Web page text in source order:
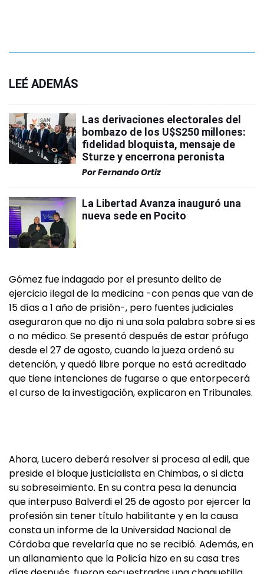
LEÉ ADEMÁS
Las derivaciones electorales del
bombazo de los U$S250 millones:
fidelidad bloquista, mensaje de
Sturze y encerrona peronista
PorFernando Ortiz
La Libertad Avanza inauguró una
nueva sede en Pocito
Gómez fue indagado por el presunto delito de
ejercicio ilegal de la medicina -con penas que van de
15 días a 1 año de prisión-, pero fuentes judiciales
aseguraron que no dijo ni una sola palabra sobre si es
o no médico. Se presentó después de estar prófugo
desde el 27 de agosto, cuando la jueza ordenó su
detención, y quedó libre porque no está acreditado
que tiene intenciones de fugarse o que entorpecerá
el curso de la investigación, explicaron en Tribunales.
Ahora, Lucero deberá resolver si procesa al edil, que
preside el bloque justicialista en Chimbas, o si dicta
su sobreseimiento. En su contra pesa la denuncia
que interpuso Balverdi el 25 de agosto por ejercer la
profesión sin tener título habilitante y en la causa
consta un informe de la Universidad Nacional de
Córdoba que revelaría que no se recibió. Además, en
un allanamiento que la Policía hizo en su casa tres